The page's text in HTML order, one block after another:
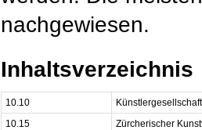
nachgewiesen.
Inhaltsverzeichnis
10.10
10.15
Zürcherischer